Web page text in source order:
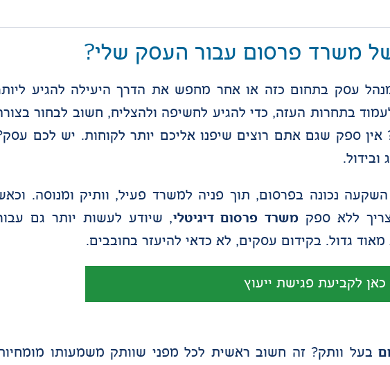
משרד פרסום עבור העסק שלי?
עסק בתחום כזה או אחר מחפש את הדרך היעילה להגיע
בתחרות העזה, כדי להגיע לחשיפה ולהצליח, חשוב לבחור
ספק שגם אתם רוצים שיפנו אליכם יותר לקוחות. יש לכם
נכונה בפרסום, תוך פניה למשרד פעיל, וותיק ומנוסה.
ללא ספק משרד פרסום דיגיטלי, שיודע לעשות יותר גם
גדול. בקידום עסקים, לא כדאי להיעזר בחובבים.
כאן לקביעת פגישת ייעוץ
בעל וותק? זה חשוב ראשית לכל מפני שוותק משמעותו